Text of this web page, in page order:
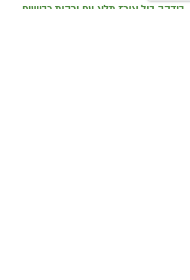
בודהה בול אורז מלא עם ירקות כבושים